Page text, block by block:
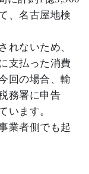
、名古屋地検
ないため、
支払った消費
回の場合、輸
務署に申告
います。
業者側でも起